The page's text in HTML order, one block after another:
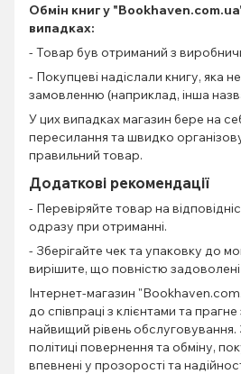
Обмін книгу
випадках:
- Товар був отриманий з
- Покупцеві надіслали книгу, яка
замовленню (наприклад, інша
У цих випадках магазин бере на
пересилання та швидко
правильний товар.
Додаткові рекомендації
- Перевіряйте товар на
одразу при отриманні.
- Зберігайте чек та упаковку до
вирішите, що повністю
Інтернет-магазин
до співпраці з клієнтами та
найвищий рівень
політиці повернення та обміну,
впевнені у прозорості та